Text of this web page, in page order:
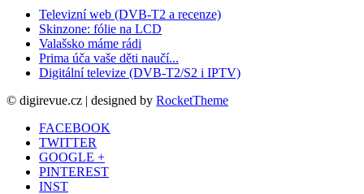
Televizní web (DVB-T2 a recenze)
Skinzone: fólie na LCD
Valašsko máme rádi
Prima úča vaše děti naučí...
Digitální televize (DVB-T2/S2 i IPTV)
© digirevue.cz | designed by RocketTheme
FACEBOOK
TWITTER
GOOGLE +
PINTEREST
INST